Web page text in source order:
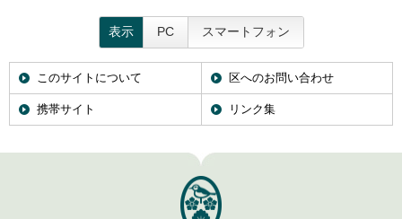
表示 PC スマートフォン
このサイトについて 区へのお問い合わせ
携帯サイト リンク集